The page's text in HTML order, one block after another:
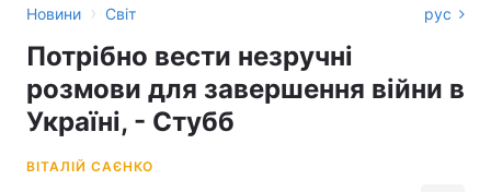
Новини › Світ рус
Потрібно вести незручні
розмови для завершення війни в
Україні, - Стубб
ВІТАЛІЙ САЄНКО